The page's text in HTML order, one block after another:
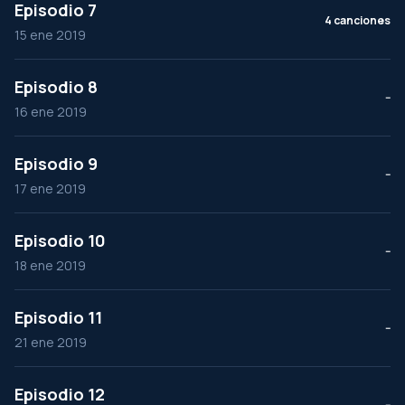
Episodio 7
15 ene 2019
4 canciones
Episodio 8
16 ene 2019
--
Episodio 9
17 ene 2019
--
Episodio 10
18 ene 2019
--
Episodio 11
21 ene 2019
--
Episodio 12